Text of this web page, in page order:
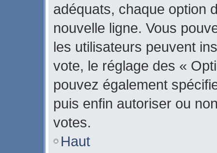
adéquats, chaque option
nouvelle ligne. Vous
les utilisateurs peuvent
vote, le réglage des «
pouvez également
puis enfin autoriser ou
votes.
Haut